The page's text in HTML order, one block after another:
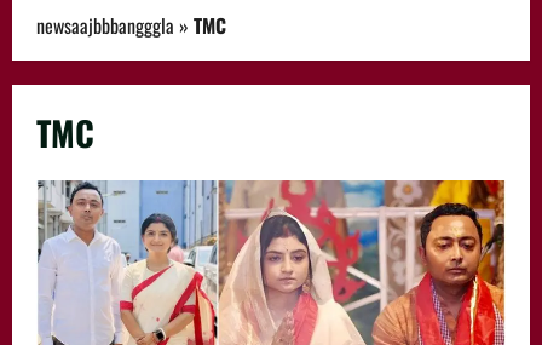
newsaajbbbangggla » TMC
TMC